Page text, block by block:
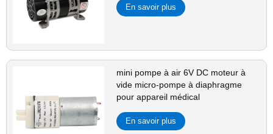
En savoir plus
mini pompe à air 6V DC moteur à
vide micro-pompe à diaphragme
pour appareil médical
En savoir plus